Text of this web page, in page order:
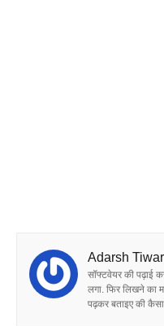
Adarsh
सॉफ्टवेयर की पढ़ाई
लगा. फिर लिखने का
पढ़कर बताइए की